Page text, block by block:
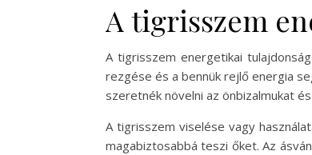
A tigrisszem
A tigrisszem energetikai
rezgése és a bennük rejlő energia
szeretnék növelni az önbizalmukat
A tigrisszem viselése vagy
magabiztosabbá teszi őket. Az